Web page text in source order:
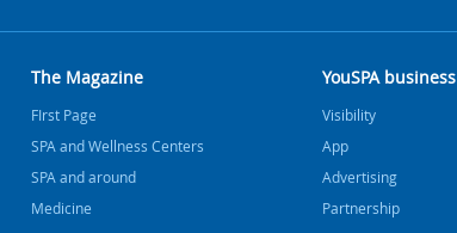
The Magazine
FIrst Page
SPA and Wellness Centers
SPA and around
Medicine
YouSPA business
Visibility
App
Advertising
Partnership